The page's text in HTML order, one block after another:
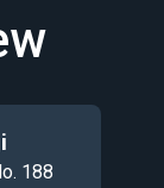
188